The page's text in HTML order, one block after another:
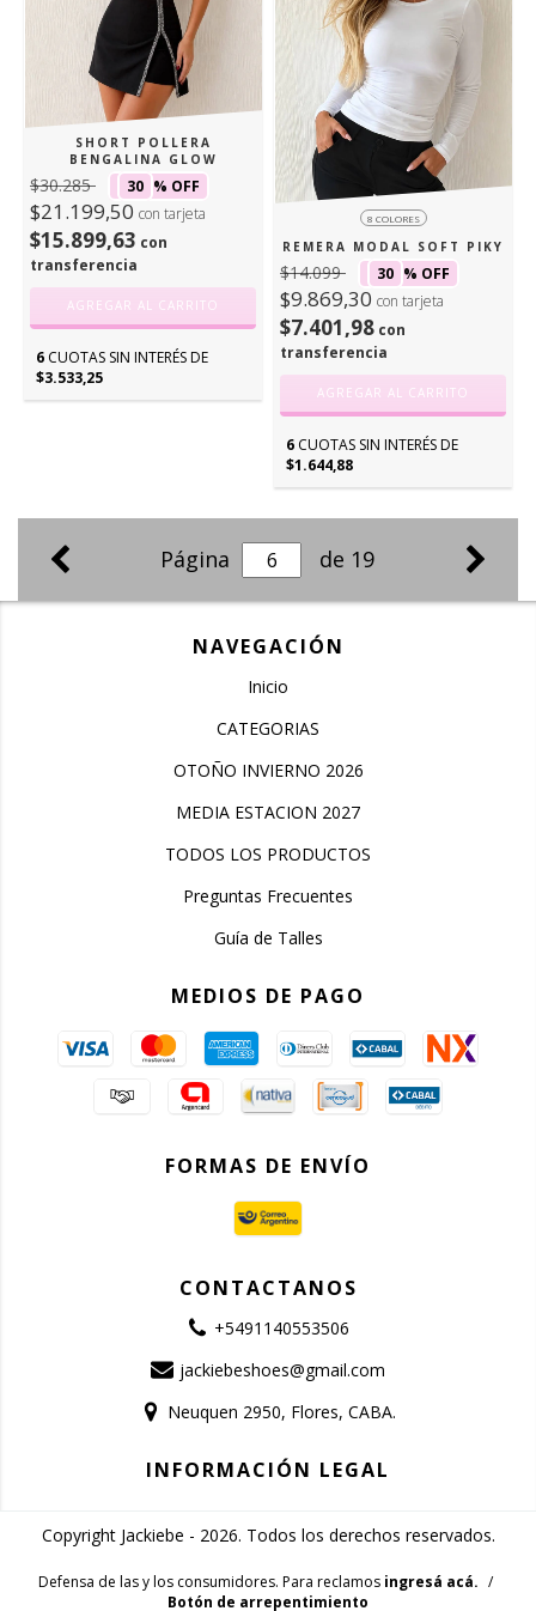
SHORT POLLERA
BENGALINA GLOW
$30.285 30 % OFF
$21.199,50 con tarjeta
$15.899,63 con
transferencia
AGREGAR AL CARRITO
6 CUOTAS SIN INTERÉS DE
$3.533,25
8 COLORES
REMERA MODAL SOFT PIKY
$14.099 30 % OFF
$9.869,30 con tarjeta
$7.401,98 con
transferencia
AGREGAR AL CARRITO
6 CUOTAS SIN INTERÉS DE
$1.644,88
Página de 19
NAVEGACIÓN
Inicio
CATEGORIAS
OTOÑO INVIERNO 2026
MEDIA ESTACION 2027
TODOS LOS PRODUCTOS
Preguntas Frecuentes
Guía de Talles
MEDIOS DE PAGO
FORMAS DE ENVÍO
CONTACTANOS
+5491140553506
jackiebeshoes@gmail.com
Neuquen 2950, Flores, CABA.
INFORMACIÓN LEGAL
Copyright Jackiebe - 2026. Todos los derechos reservados.
Defensa de las y los consumidores. Para reclamos ingresá acá. /
Botón de arrepentimiento